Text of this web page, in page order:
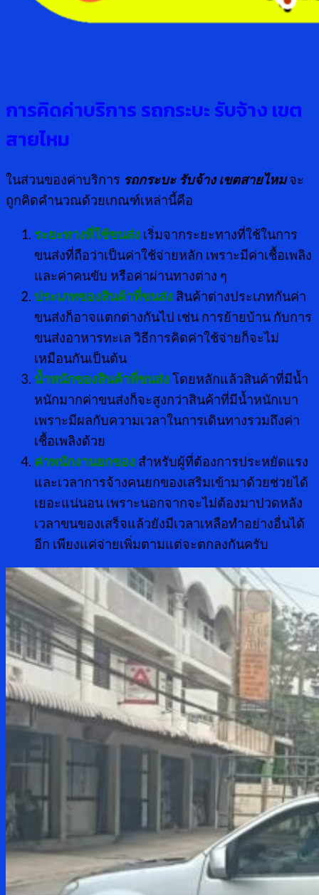
การคิดค่าบริการ รถกระบะ รับจ้าง เขต
สายไหม
ในส่วนของค่าบริการ รถกระบะ รับจ้าง เขตสายไหมจะ
ถูกคิดคำนวณด้วยเกณฑ์เหล่านี้คือ
ระยะทางที่ใช้ขนส่ง เริ่มจากระยะทางที่ใช้ในการ
ขนส่งที่ถือว่าเป็นค่าใช้จ่ายหลัก เพราะมีค่าเชื้อเพลิง
และค่าคนขับ หรือค่าผ่านทางต่าง ๆ
ประเภทของสินค้าที่ขนส่ง สินค้าต่างประเภทกันค่า
ขนส่งก็อาจแตกต่างกันไป เช่น การย้ายบ้าน กับการ
ขนส่งอาหารทะเล วิธีการคิดค่าใช้จ่ายก็จะไม่
เหมือนกันเป็นต้น
น้ำหนักของสินค้าที่ขนส่งโดยหลักแล้วสินค้าที่มีน้ำ
หนักมากค่าขนส่งก็จะสูงกว่าสินค้าที่มีน้ำหนักเบา
เพราะมีผลกับความเวลาในการเดินทางรวมถึงค่า
เชื้อเพลิงด้วย
ค่าพนักงานยกของ สำหรับผู้ที่ต้องการประหยัดแรง
และเวลาการจ้างคนยกของเสริมเข้ามาด้วยช่วยได้
เยอะแน่นอน เพราะนอกจากจะไม่ต้องมาปวดหลัง
เวลาขนของเสร็จแล้วยังมีเวลาเหลือทำอย่างอื่นได้
อีก เพียงแค่จ่ายเพิ่มตามแต่จะตกลงกันครับ